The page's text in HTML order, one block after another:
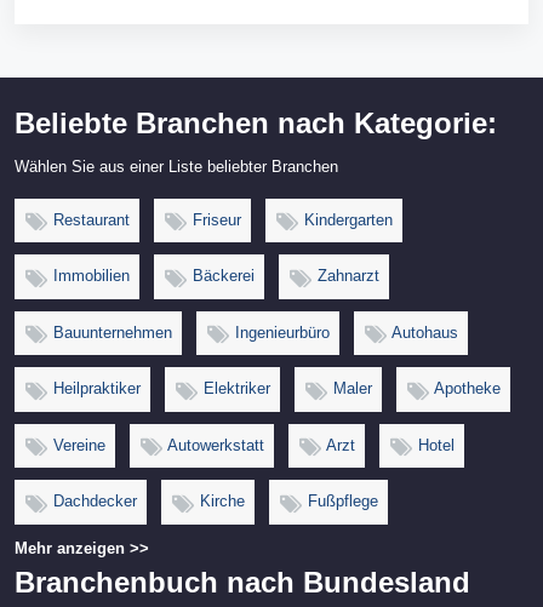
Beliebte Branchen nach Kategorie:
Wählen Sie aus einer Liste beliebter Branchen
Restaurant Friseur Kindergarten
Immobilien Bäckerei Zahnarzt
Bauunternehmen Ingenieurbüro Autohaus
Heilpraktiker Elektriker Maler Apotheke
Vereine Autowerkstatt Arzt Hotel
Dachdecker Kirche Fußpflege
Mehr anzeigen >>
Branchenbuch nach Bundesland